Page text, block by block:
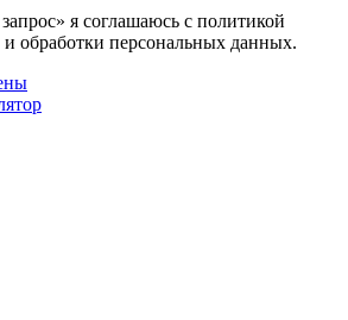
я соглашаюсь с политикой
обработки персональных данных.